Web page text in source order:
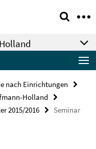
nach Einrichtungen
Holland
2015/2016
Seminar